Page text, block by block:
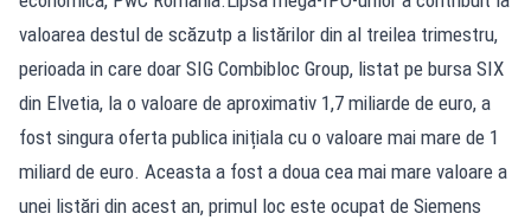
valoarea destul de scăzutp a listărilor din al treilea trimestru,
perioada in care doar SIG Combibloc Group, listat pe bursa SIX
din Elvetia, la o valoare de aproximativ 1,7 miliarde de euro, a
fost singura oferta publica inițiala cu o valoare mai mare de 1
miliard de euro. Aceasta a fost a doua cea mai mare valoare a
unei listări din acest an, primul loc este ocupat de Siemens